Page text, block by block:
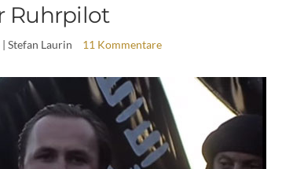
Ruhrpilot
| Stefan Laurin 11 Kommentare